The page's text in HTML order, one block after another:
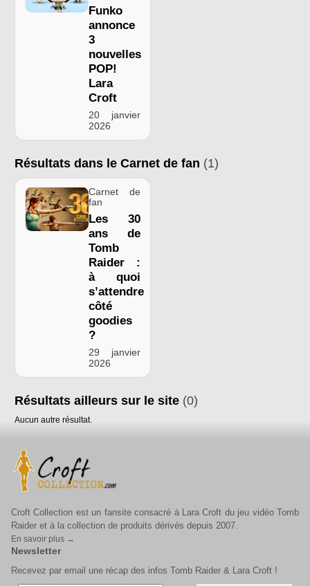
Funko
annonce
3
nouvelles
POP!
Lara
Croft
20 janvier
2026
Résultats dans le Carnet de fan (1)
Carnet de
fan
Les 30
ans de
Tomb
Raider :
à quoi
s’attendre
côté
goodies
?
29 janvier
2026
Résultats ailleurs sur le site (0)
Aucun autre résultat.
Croft Collection est un fansite consacré à Lara Croft du jeu vidéo Tomb
Raider et à la collection de produits dérivés depuis 2007.
En savoir plus →
Newsletter
Recevez par email une récap des infos Tomb Raider & Lara Croft !